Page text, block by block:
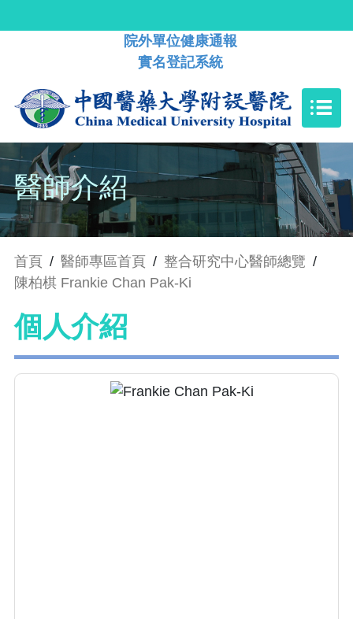
院外單位健康通報
實名登記系統
醫師介紹
首頁 / 醫師專區首頁 / 整合研究中心醫師總覽 /
陳柏棋 Frankie Chan Pak-Ki
個人介紹